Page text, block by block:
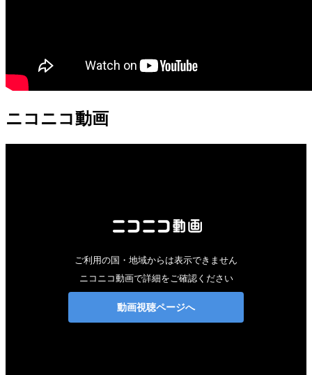
ニコニコ動画